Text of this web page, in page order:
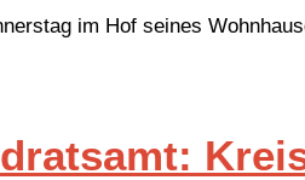
im Hof seines